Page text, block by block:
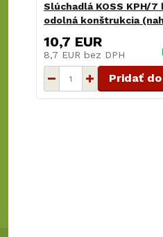
Slúchadlá KOSS KPH/7
odolná konštrukcia
10,7 EUR
8,7 EUR bez DPH
Pridať